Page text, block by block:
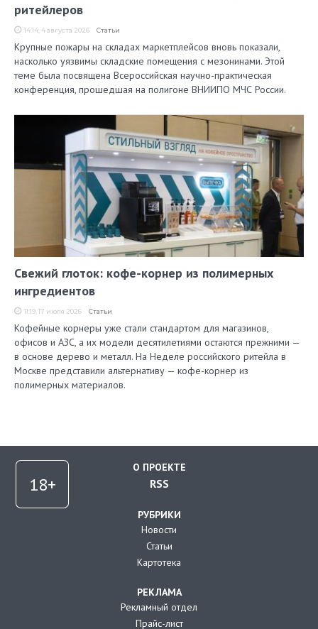
ритейлеров
14:14, 4 августа 2026 Статьи
Крупные пожары на складах маркетплейсов вновь показали,
насколько уязвимы складские помещения с мезонинами. Этой
теме была посвящена Всероссийская научно-практическая
конференция, прошедшая на полигоне ВНИИПО МЧС России.
Свежий глоток: кофе-корнер из полимерных
ингредиентов
11:19, 17 июля 2026 Статьи
Кофейные корнеры уже стали стандартом для магазинов,
офисов и АЗС, а их модели десятилетиями остаются прежними —
в основе дерево и металл. На Неделе российского ритейла в
Москве представили альтернативу — кофе-корнер из
полимерных материалов.
О ПРОЕКТЕ
RSS
РУБРИКИ
Новости
Статьи
Картотека
РЕКЛАМА
Рекламный отдел
Прайс-лист